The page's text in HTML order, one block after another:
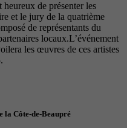
de présenter les
et le jury de la quatrième
de représentants du
locaux.L’événement
les œuvres de ces artistes
la Côte-de-Beaupré